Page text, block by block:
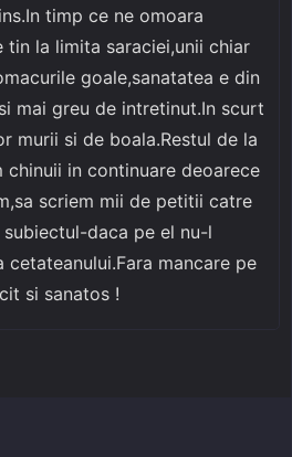
timp ce ne omoara
la limita saraciei,unii chiar
goale,sanatatea e din
mai greu de intretinut.In scurt
murii si de boala.Restul de la
chinuii in continuare deoarece
scriem mii de petitii catre
daca pe el nu-l
cetateanului.Fara mancare pe
si sanatos !